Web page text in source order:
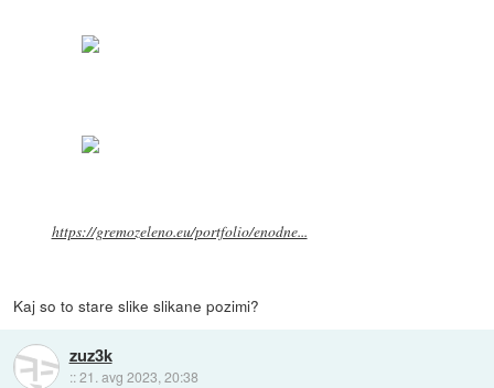
https://gremozeleno.eu/portfolio/enodne...
Kaj so to stare slike slikane pozimi?
zuz3k
::21. avg 2023, 20:38